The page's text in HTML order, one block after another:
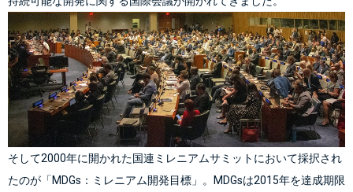
そして2000年に開かれた国連ミレニアムサミットにおいて採択され
たのが「MDGs：ミレニアム開発目標」。MDGsは2015年を達成期限